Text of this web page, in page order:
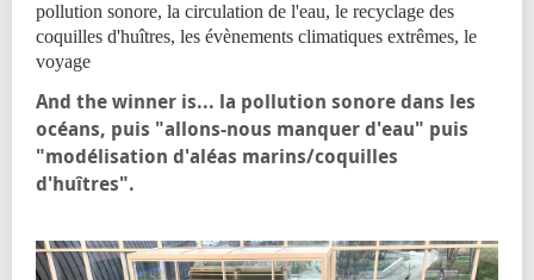
pollution sonore, la circulation de l'eau, le recyclage des
coquilles d'huîtres, les évènements climatiques extrêmes, le
voyage
And the winner is... la pollution sonore dans les
océans, puis "allons-nous manquer d'eau" puis
"modélisation d'aléas marins/coquilles
d'huîtres".